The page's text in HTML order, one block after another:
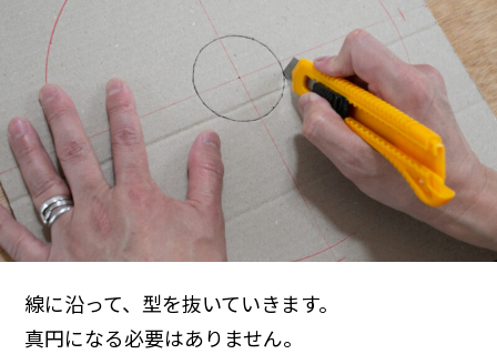
線に沿って、型を抜いていきます。
真円になる必要はありません。